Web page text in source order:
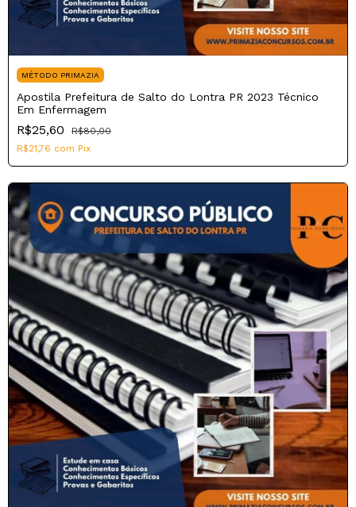
MÉTODO PRIMAZIA
Apostila Prefeitura de Salto do Lontra PR 2023 Técnico
Em Enfermagem
R$25,60
R$80,00
R$21,76 com Pix